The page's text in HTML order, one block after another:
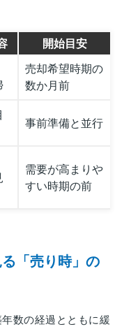
開始目安
売却希望時期の
数か月前
事前準備と並行
需要が高まりや
すい時期の前
「売り時」の
数の経過とともに緩